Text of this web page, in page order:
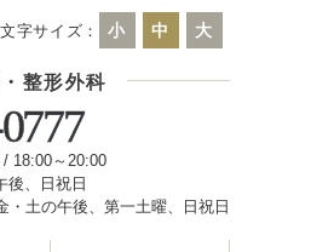
文字サイズ： 小 中 大
整形外科
18:00～20:00
後、日祝日
・土の午後、第一土曜、日祝日